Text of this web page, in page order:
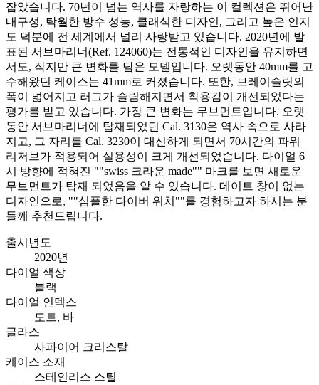
잡았습니다. 70년이 넘는 역사를 자랑하는 이 컬렉션은 뛰어난
내구성, 탁월한 방수 성능, 클래식한 디자인, 그리고 높은 인지
도 덕분에 전 세계에서 널리 사랑받고 있습니다. 2020년에 발
표된 서브마리너(Ref. 124060)는 전통적인 디자인을 유지하면
서도, 작지만 큰 변화를 담은 모델입니다. 오랫동안 40mm를 고
수해왔던 케이스는 41mm로 커졌습니다. 또한, 브레이슬릿의
폭이 넓어지고 러그가 슬림해지면서 착용감이 개선되었다는
평가를 받고 있습니다. 가장 큰 변화는 무브먼트입니다. 오랫
동안 서브마리너에 탑재되었던 Cal. 3130은 역사 속으로 사라
지고, 그 자리를 Cal. 3230이 대신하게 되면서 70시간의 파워
리저브가 적용되어 실용성이 크게 개선되었습니다. 다이얼 6
시 방향에 적혀진 ""swiss 크라운 made"" 마크를 보면 새로운
무브먼트가 탑재 되었음을 알 수 있습니다. 데이트 창이 없는
디자인으로, ""심플한 다이버 워치""를 경험하고자 하시는 분
들께 추천드립니다.
출시년도
2020년
다이얼 색상
블랙
다이얼 인덱스
도트, 바
글라스
사파이어 크리스탈
케이스 소재
스테인리스 스틸